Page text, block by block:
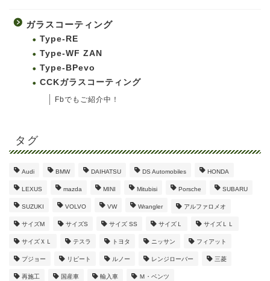
ガラスコーティング
Type-RE
Type-WF ZAN
Type-BPevo
CCKガラスコーティング
Fbでもご紹介中！
タグ
Audi BMW DAIHATSU DS Automobiles HONDA
LEXUS mazda MINI Mitubisi Porsche SUBARU
SUZUKI VOLVO VW Wrangler アルファロメオ
サイズM サイズS サイズ SS サイズＬ サイズＬＬ
サイズＸＬ テスラ トヨタ ニッサン フィアット
プジョー リピート ルノー レンジローバー 三菱
再施工 国産車 輸入車 Ｍ・ベンツ